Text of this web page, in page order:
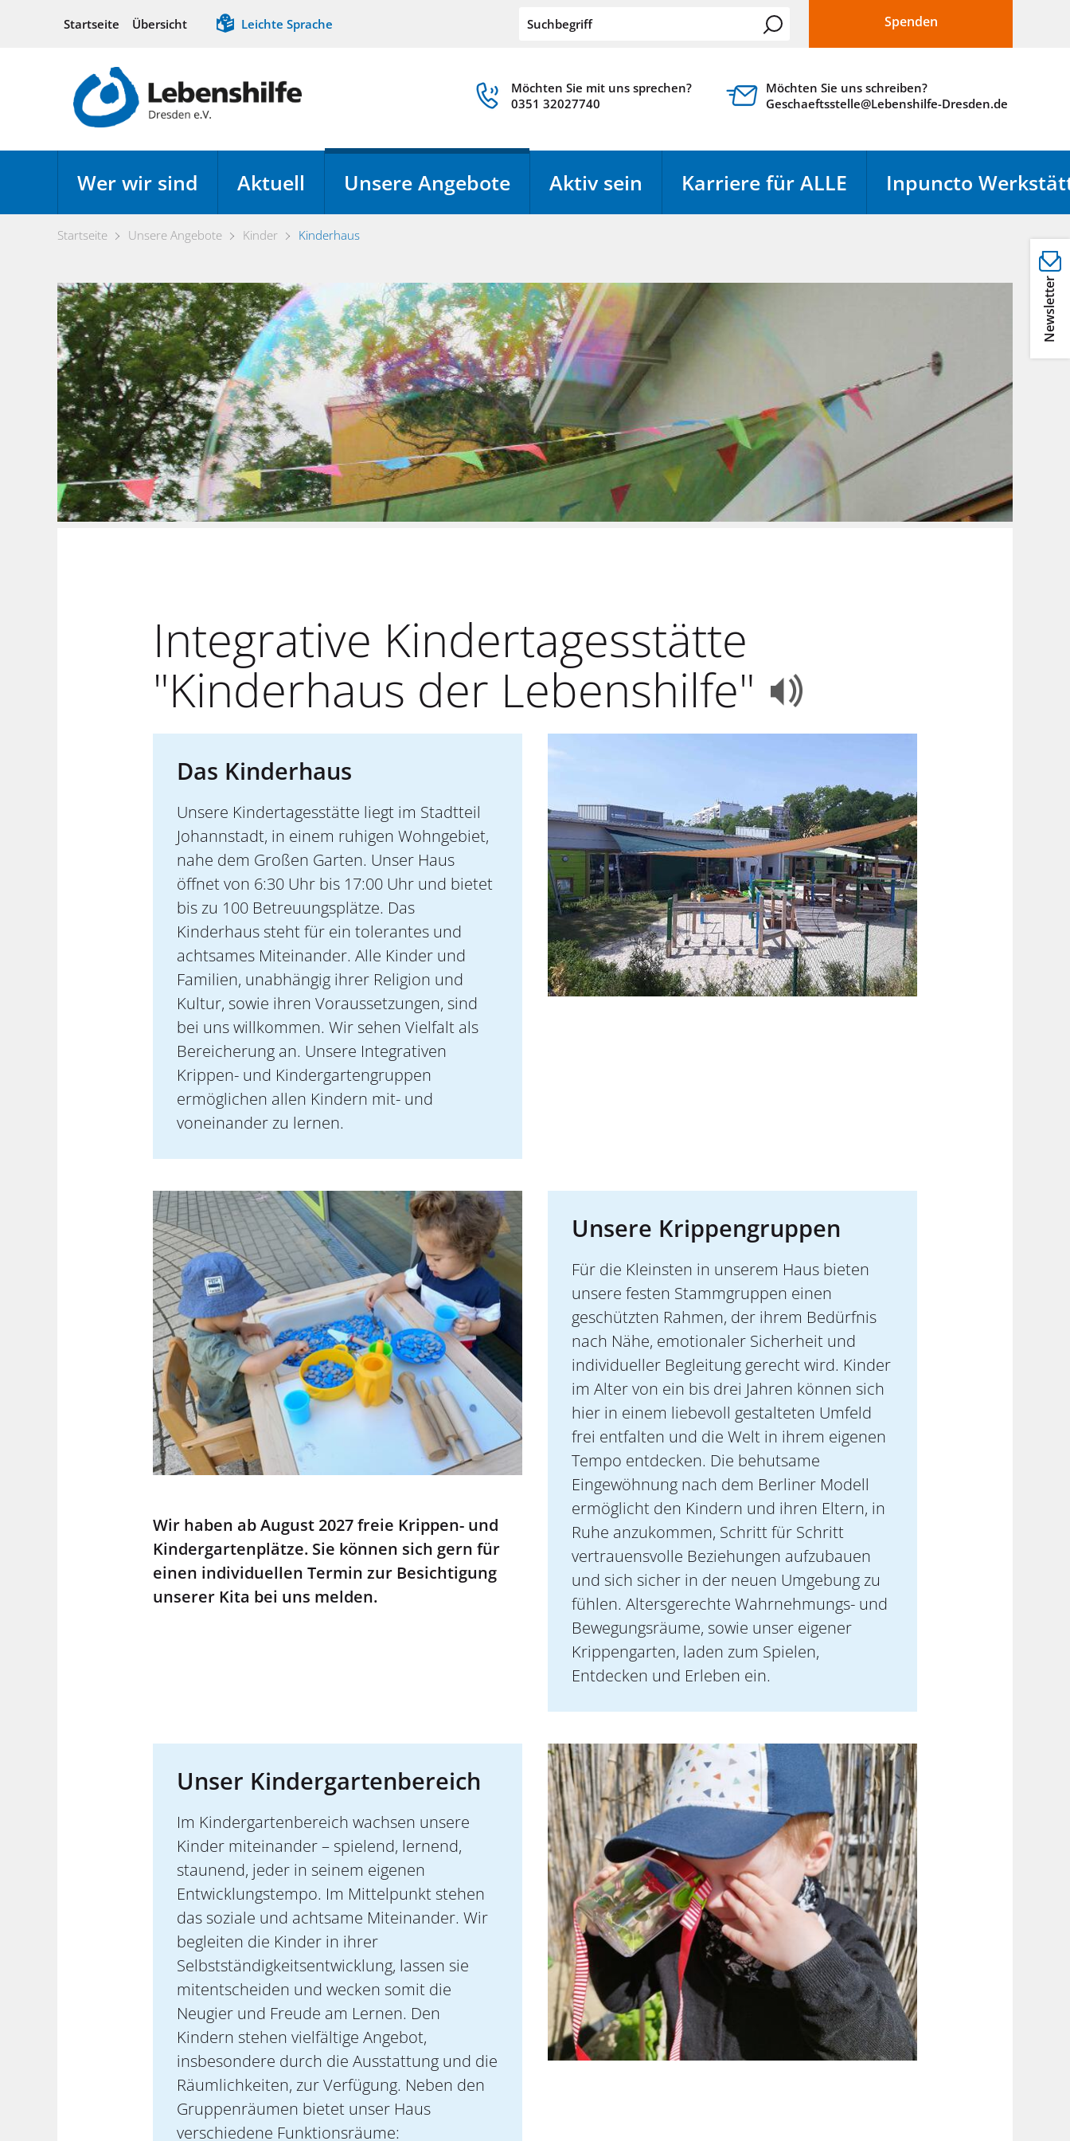
Spenden
Startseite Übersicht Leichte Sprache
Möchten Sie uns schreiben?
Geschaeftsstelle@Lebenshilfe-Dresden.de
Möchten Sie mit uns sprechen?
0351 32027740
Wer wir sind Aktuell Unsere Angebote Aktiv sein Karriere für ALLE Inpuncto
Newsletter
Startseite Unsere Angebote Kinder Kinderhaus
Integrative Kindertagesstätte
"Kinderhaus der Lebenshilfe"
Das Kinderhaus
Unsere Kindertagesstätte liegt im Stadtteil
Johannstadt, in einem ruhigen Wohngebiet,
nahe dem Großen Garten. Unser Haus
öffnet von 6:30 Uhr bis 17:00 Uhr und bietet
bis zu 100 Betreuungsplätze. Das
Kinderhaus steht für ein tolerantes und
achtsames Miteinander. Alle Kinder und
Familien, unabhängig ihrer Religion und
Kultur, sowie ihren Voraussetzungen, sind
bei uns willkommen. Wir sehen Vielfalt als
Bereicherung an. Unsere Integrativen
Krippen- und Kindergartengruppen
ermöglichen allen Kindern mit- und
voneinander zu lernen.
Wir haben ab August 2027 freie Krippen- und
Kindergartenplätze. Sie können sich gern für
einen individuellen Termin zur Besichtigung
unserer Kita bei uns melden.
Unsere Krippengruppen
Für die Kleinsten in unserem Haus bieten
unsere festen Stammgruppen einen
geschützten Rahmen, der ihrem Bedürfnis
nach Nähe, emotionaler Sicherheit und
individueller Begleitung gerecht wird. Kinder
im Alter von ein bis drei Jahren können sich
hier in einem liebevoll gestalteten Umfeld
frei entfalten und die Welt in ihrem eigenen
Tempo entdecken. Die behutsame
Eingewöhnung nach dem Berliner Modell
ermöglicht den Kindern und ihren Eltern, in
Ruhe anzukommen, Schritt für Schritt
vertrauensvolle Beziehungen aufzubauen
und sich sicher in der neuen Umgebung zu
fühlen. Altersgerechte Wahrnehmungs- und
Bewegungsräume, sowie unser eigener
Krippengarten, laden zum Spielen,
Entdecken und Erleben ein.
Unser Kindergartenbereich
Im Kindergartenbereich wachsen unsere
Kinder miteinander – spielend, lernend,
staunend, jeder in seinem eigenen
Entwicklungstempo. Im Mittelpunkt stehen
das soziale und achtsame Miteinander. Wir
begleiten die Kinder in ihrer
Selbstständigkeitsentwicklung, lassen sie
mitentscheiden und wecken somit die
Neugier und Freude am Lernen. Den
Kindern stehen vielfältige Angebot,
insbesondere durch die Ausstattung und die
Räumlichkeiten, zur Verfügung. Neben den
Gruppenräumen bietet unser Haus
verschiedene Funktionsräume: